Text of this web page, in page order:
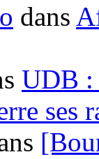
dans
UDB :
ses